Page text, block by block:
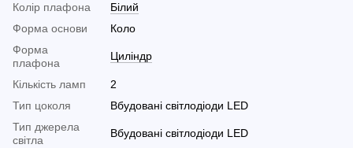
Колір плафона
Білий
Форма основи
Коло
Форма
плафона
Циліндр
Кількість ламп
2
Тип цоколя
Вбудовані світлодіоди LED
Тип джерела
світла
Вбудовані світлодіоди LED